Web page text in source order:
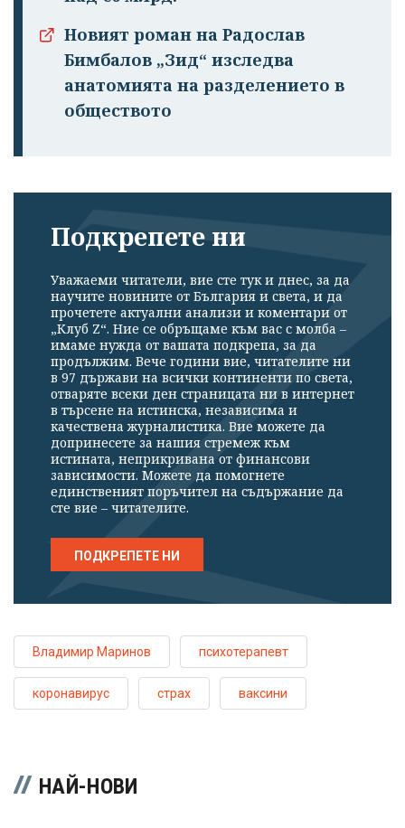
Новият роман на Радослав
Бимбалов „Зид“ изследва
анатомията на разделението в
обществото
Подкрепете ни
Уважаеми читатели, вие сте тук и днес, за да
научите новините от България и света, и да
прочетете актуални анализи и коментари от
„Клуб Z“. Ние се обръщаме към вас с молба –
имаме нужда от вашата подкрепа, за да
продължим. Вече години вие, читателите ни
в 97 държави на всички континенти по света,
отваряте всеки ден страницата ни в интернет
в търсене на истинска, независима и
качествена журналистика. Вие можете да
допринесете за нашия стремеж към
истината, неприкривана от финансови
зависимости. Можете да помогнете
единственият поръчител на съдържание да
сте вие – читателите.
ПОДКРЕПЕТЕ НИ
Владимир Маринов психотерапевт
коронавирус страх ваксини
НАЙ-НОВИ